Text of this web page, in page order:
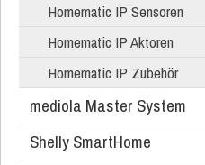
Homematic IP Sensoren
Homematic IP Aktoren
Homematic IP Zubehör
mediola Master System
Shelly SmartHome